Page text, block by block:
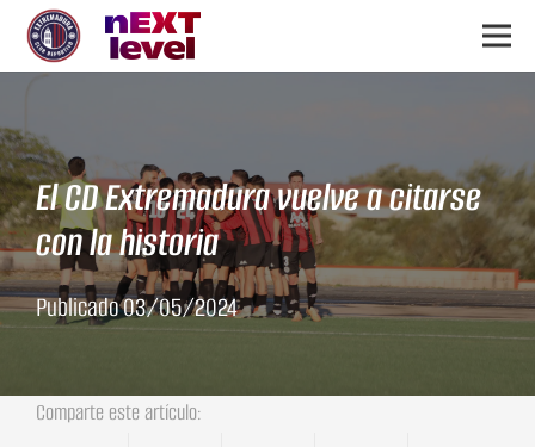
El CD Extremadura vuelve a citarse
con la historia
Publicado03/05/2024
Comparte este artículo: